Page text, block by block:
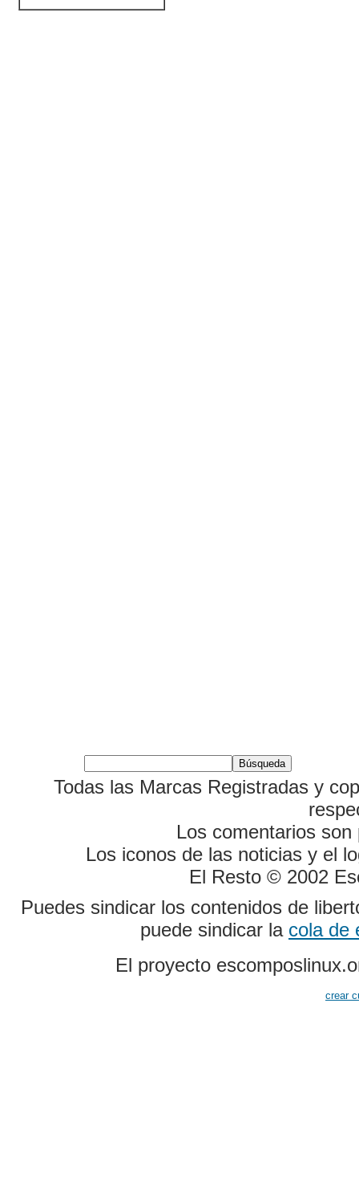
Todas las Marcas Registradas y
Los comentarios
Los iconos de las noticias y el
El Resto © 2002
Puedes sindicar los contenidos de
puede sindicar la cola de
El proyecto
crear